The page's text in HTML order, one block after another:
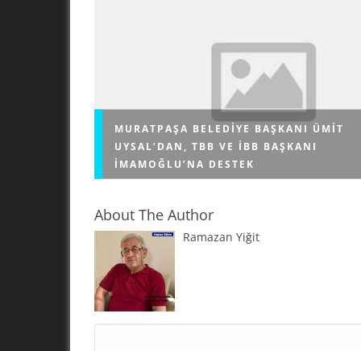
MURATPAŞA BELEDIYE BAŞKANI ÜMIT
UYSAL’DAN, TBB VE İBB BAŞKANI
İMAMOĞLU’NA DESTEK
Muratpaşa Belediye Başkanı Ümit Uysal'dan flaş
açıklamalar, Olası cumhurbaşkanı adayımızın
About The Author
Ramazan Yiğit